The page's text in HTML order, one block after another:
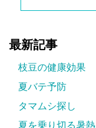
最新記事
枝豆の健康効果
夏バテ予防
タマムシ探し
夏を乗り切る暑